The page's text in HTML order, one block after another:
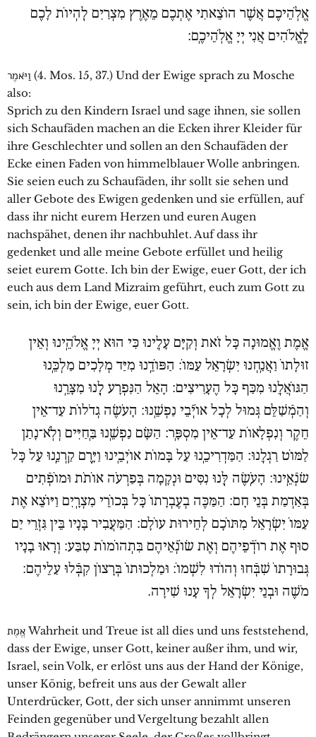
אֱלֹֽהֵיכֶם אֲשֶׁר הוֹצֵאתִי אֶתְכֶם מֵאֶרֶץ מִצְרַיִם לִֽהְיוֹת לָכֶם
לֵֽאֱלֹהִים אֲנִי יְיָ אֱלֹֽהֵיכֶֽם׃
וַיֹּאמֶר (4. Mos. 15, 37.) Und der Ewige sprach zu Mosche
also:
Sprich zu den Kindern Israel und sage ihnen, sie sollen
sich Schaufäden machen an die Ecken ihrer Kleider für
ihre Geschlechter und sollen an den Schaufäden der
Ecke einen Faden von himmelblauer Wolle anbringen.
Sie seien euch zu Schaufäden, ihr sollt sie sehen und
aller Gebote des Ewigen gedenken und sie erfüllen, auf
dass ihr nicht eurem Herzen und euren Augen
nachspähet, denen ihr nachbuhlet. Auf dass ihr
gedenket und alle meine Gebote erfüllet und heilig
seiet eurem Gotte. Ich bin der Ewige, euer Gott, der ich
euch aus dem Land Mizraim geführt, euch zum Gott zu
sein, ich bin der Ewige, euer Gott.
אֱמֶת וֶאֱמוּנָה כָּל זֹאת וְקַיָּם עָלֵֽינוּ כִּי הוּא יְיָ אֱלֹהֵֽינוּ וְאֵין
זוּלָתוֹ וַאֲנַֽחְנוּ יִשְׂרָאֵל עַמּוֹ: הַפּוֹדֵֽנוּ מִיַּד מְלָכִים מַלְכֵּֽנוּ
הַגּוֹאֲלֵֽנוּ מִכַּף כָּל הֶעָרִיצִים: הָאֵל הַנִּפְרָע לָֽנוּ מִצָּרֵֽנוּ
וְהַמְֿשַׁלֵּם גְּמוּל לְכָל אוֹיְֿבֵי נַפְשֵֽׁנוּ: הָעֹשֶׂה גְדֹלוֹת עַד־אֵין
חֵקֶר וְנִפְלָאוֹת עַד־אֵין מִסְפָּֽר׃ הַשָּׂם נַפְשֵֽׁנוּ בַּֽחַיִּים וְלֹֽא־נָתַן
לַמּוֹט רַגְלֵֽנוּ׃ הַמַּדְרִיכֵֽנוּ עַל בָּמוֹת אוֹיְבֵֽינוּ וַיָּֽרֶם קַרְנֵֽנוּ עַל כָּל
שׂנְֿאֵֽינוּ: הָעֹֽשֶׂה לָּֽנוּ נִסִּים וּנְקָמָה בְּפַרְעֹה אוֹתֹת וּמוֹפְֿתִים
בְּאַדְמַת בְּנֵי חָם: הַמַּכֶּה בְעֶבְרָתוֹ כָּל בְּכוֹרֵי מִצְרָֽיִם וַיּוֹצֵא אֶת
עַמּוֹ יִשְׂרָאֵל מִתּוֹכָם לְחֵירוּת עוֹלָם: הַמַּעֲבִיר בָּנָיו בֵּין גִּזְרֵי יַם
סוּף אֶת רוֹדְֿפֵיהֶם וְאֶת שׂוֹנְֿאֵיהֶם בִּתְהוֹמוֹת טִבַּע: וְרָאוּ בָנָיו
גְּבוּרָתוֹ שִׁבְּֿחוּ וְהוֹדוּ לִשְׁמוֹ: וּמַלְכוּתוֹ בְּרָצוֹן קִבְּֿלוּ עַלֵיהֶם:
מֹשֶׁה וּבְנֵי יִשְׂרָאֵל לְךָ עָנוּ שִׁירָה.
אֱמֶת Wahrheit und Treue ist all dies und uns feststehend,
dass der Ewige, unser Gott, keiner außer ihm, und wir,
Israel, sein Volk, er erlöst uns aus der Hand der Könige,
unser König, befreit uns aus der Gewalt aller
Unterdrücker, Gott, der sich unser annimmt unseren
Feinden gegenüber und Vergeltung bezahlt allen